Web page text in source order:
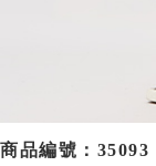
商品編號： 35093